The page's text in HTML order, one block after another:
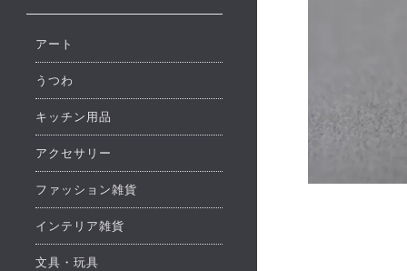
アート
うつわ
キッチン用品
アクセサリー
ファッション雑貨
インテリア雑貨
文具・玩具